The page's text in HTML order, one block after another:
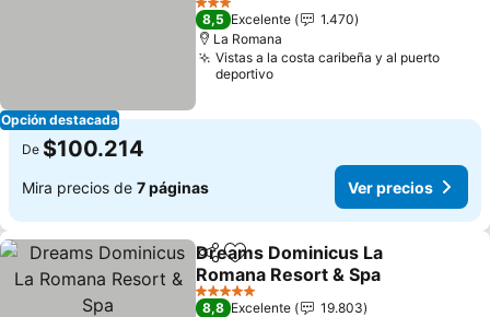
Opción destacada
3 Estrellas
8,5 Excelente
1.470
La Romana
Vistas a la costa caribeña y al puerto
deportivo
De $100.214
Mira precios de 7 páginas Ver precios
CompartirAgregar a favoritos
Dreams Dominicus La
Romana Resort & Spa
5 Estrellas
8,8 Excelente
19.803